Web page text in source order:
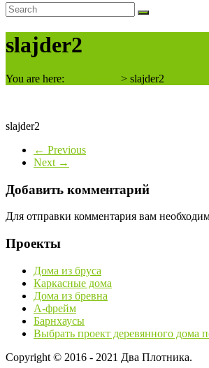
slajder2
You are here: > slajder2
slajder2
← Previous
Next →
Добавить комментарий
Для отправки комментария вам
Проекты
Дома из бруса
Каркасные дома
Дома из бревна
А-фрейм
Барнхаусы
Выбрать проект деревянного дома
Copyright © 2016 - 2021 Два Плотника.